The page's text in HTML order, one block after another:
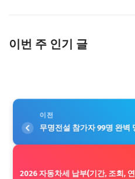
이번 주 인기 글
이전
무명전설 참가자 99명 완벽
2026 자동차세 납부(기간, 조회,